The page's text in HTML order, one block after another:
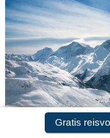
Gratis
Paradiski: wintersport